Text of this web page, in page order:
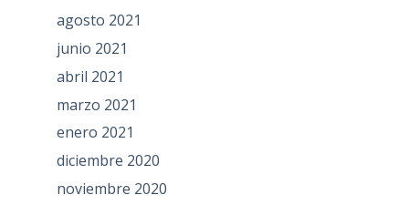
agosto 2021
junio 2021
abril 2021
marzo 2021
enero 2021
diciembre 2020
noviembre 2020